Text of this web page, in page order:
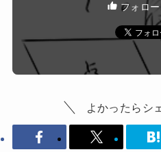
フォロー
よかったらシ